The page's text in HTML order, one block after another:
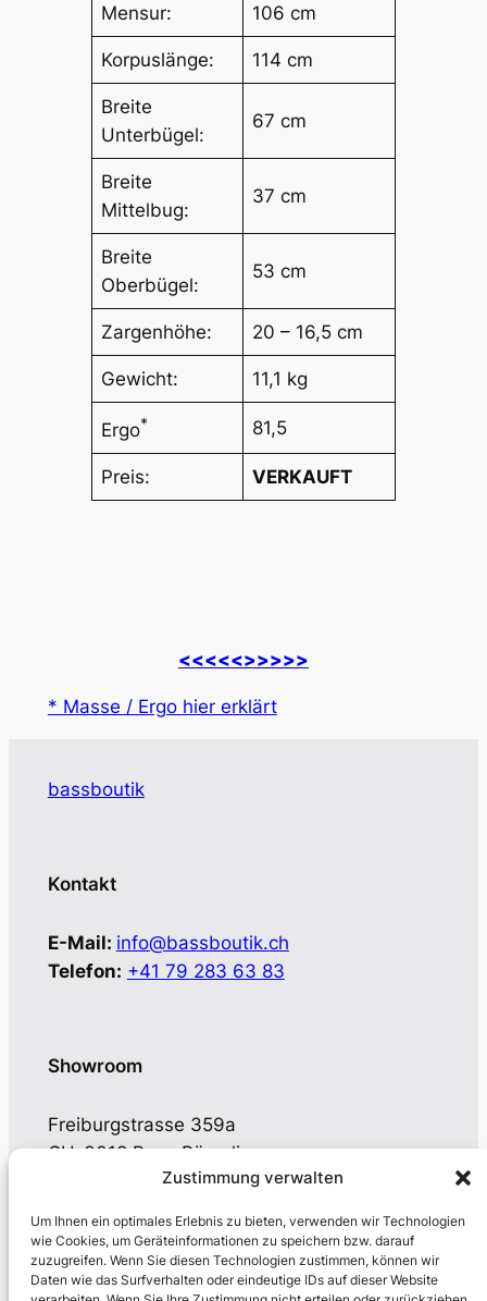
Zustimmung verwalten
Um Ihnen ein optimales Erlebnis zu bieten, verwenden wir Technologien
wie Cookies, um Geräteinformationen zu speichern bzw. darauf
zuzugreifen. Wenn Sie diesen Technologien zustimmen, können wir
Daten wie das Surfverhalten oder eindeutige IDs auf dieser Website
Mensur: 106 cm
Korpuslänge: 114 cm
Breite
Unterbügel:
67 cm
Breite
Mittelbug:
37 cm
Breite
Oberbügel:
53 cm
Zargenhöhe: 20 – 16,5 cm
Gewicht: 11,1 kg
Ergo* 81,5
Preis: VERKAUFT
<<<<<>>>>>
* Masse / Ergo hier erklärt
bassboutik
Kontakt
E-Mail: info@bassboutik.ch
Telefon: +41 79 283 63 83
Showroom
Freiburgstrasse 359a
CH-3018 Bern-Bümpliz
Öffnungszeiten nach Vereinbarung